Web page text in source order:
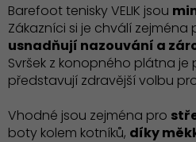
Barefoot tenisky VELIK jsou
Zákazníci si je chválí zejména
usnadňují nazouvání a
Svršek z konopného plátna
představují zdravější volbu
Vhodné jsou zejména pro
boty kolem kotníků, díky